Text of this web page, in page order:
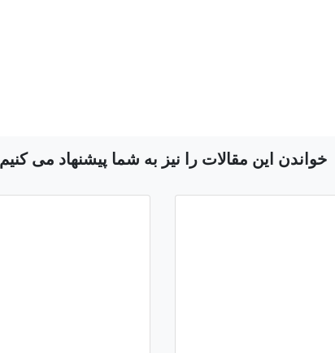
خواندن این مقالات را نیز به شما پیشنهاد می کنیم